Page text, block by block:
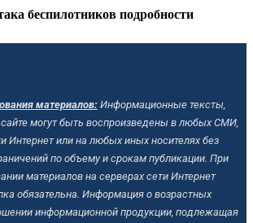
беспилотников подробности
материалов: Информационные тексты,
могут быть воспроизведены в любых СМИ,
Интернет или на любых иных носителях без
по объему и срокам публикации. При
материалов на серверах сети Интернет
обязательна. Информация о возрастных
информационной продукции, подлежащая